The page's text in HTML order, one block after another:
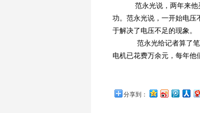
范永光说，两年来他
功。范永光说，一开始电压
于解决了电压不足的现象。
范永光给记者算了笔
电机已花费万余元，每年他
分享到：